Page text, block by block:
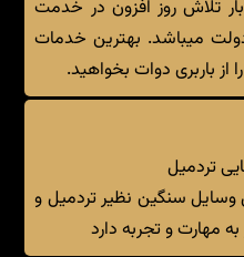
تلاش روز افزون در خدمت
میباشد. بهترین خدمات
از باربری دوات بخواهید.
تردمیل
سنگین نظیر تردمیل و
مهارت و تجربه دارد